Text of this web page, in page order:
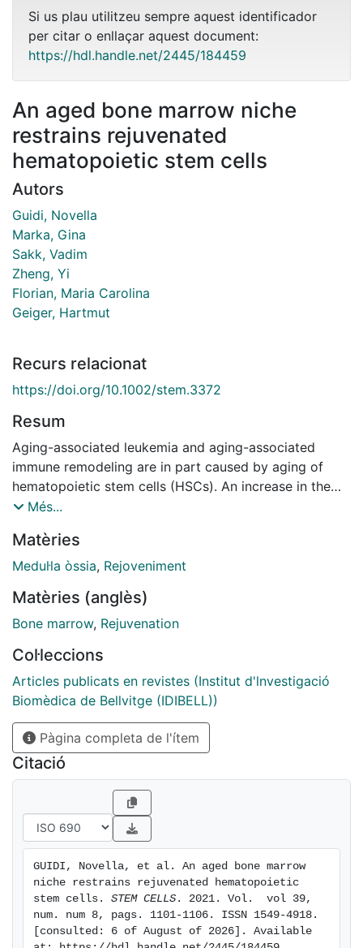
Si us plau utilitzeu sempre aquest identificador
per citar o enllaçar aquest document:
https://hdl.handle.net/2445/184459
An aged bone marrow niche
restrains rejuvenated
hematopoietic stem cells
Autors
Guidi, Novella
Marka, Gina
Sakk, Vadim
Zheng, Yi
Florian, Maria Carolina
Geiger, Hartmut
Recurs relacionat
https://doi.org/10.1002/stem.3372
Resum
Aging-associated leukemia and aging-associated
immune remodeling are in part caused by aging of
hematopoietic stem cells (HSCs). An increase in the
activity of the small RhoGTPase cell division control
HSCs. Old HSCs, treated ex vivo with a specific
inhibitor of Cdc42 activity termed CASIN, stay
recipients. We determined in this study the influence of
an aged niche on the function of ex vivo rejuvenated
mechanisms vs extrinsic mechanisms (niche) for aging
of HSCs still remain unknown. Our results show that an
aged niche restrains the function of ex vivo
rejuvenated HSCs, which is at least in part linked to a
low level of the cytokine osteopontin found in aged
niches. The data imply that sustainable rejuvenation of
the function of aged HSCs in vivo will need to address
the influence of an aged niche on rejuvenated HSCs.
Més...
Matèries
Medul·la òssia, Rejoveniment
Matèries (anglès)
Bone marrow, Rejuvenation
Col·leccions
Articles publicats en revistes (Institut d'lnvestigació
Biomèdica de Bellvitge (IDIBELL))
Pàgina completa de l'ítem
Citació
GUIDI, Novella, et al. An aged bone marrow
niche restrains rejuvenated hematopoietic
stem cells. STEM CELLS . 2021. Vol.  vol 39,
num. num 8, pags. 1101-1106. ISSN 1549-4918.
[consulted: 6 of August of 2026]. Available